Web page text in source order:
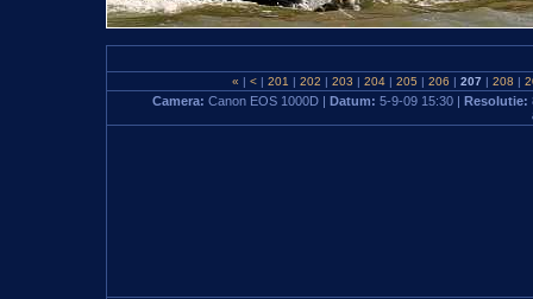
« | < | 201 | 202 | 203 | 204 | 205 | 206 | 207 | 208 |
Camera: Canon EOS 1000D | Datum: 5-9-09 15:30 | Resolutie: